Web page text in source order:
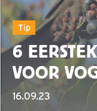
Tip
6
VOOR
16.09.23